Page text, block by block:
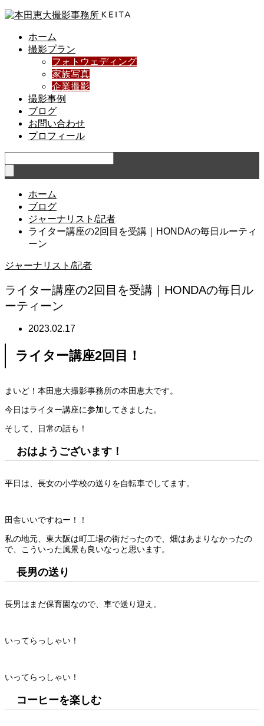
ホーム
撮影プラン
フォトウェディング
家族写真
企業撮影
撮影事例
ブログ
お問い合わせ
プロフィール
ホーム
ブログ
ジャーナリスト/記者
ライター講座の2回目を受講｜HONDAの毎日ルーティ
ーン
ジャーナリスト/記者
ライター講座の2回目を受講｜HONDAの毎日ル
ーティーン
2023.02.17
ライター講座2回目！
まいど！本田恵大撮影事務所の本田恵大です。
今日はライター講座に参加してきました。
そして、日常の話も！
おはようございます！
平日は、長女の小学校の送りを自転車でしてます。
田舎いいですねー！！
私の地元、東大阪は町工場の街だったので、畑はあまりなかったの
で、こういった風景も良いなっと思います。
長男の送り
長男はまだ保育園なので、車で送り迎え。
いってらっしゃい！
いってらっしゃい！
コーヒーを楽しむ